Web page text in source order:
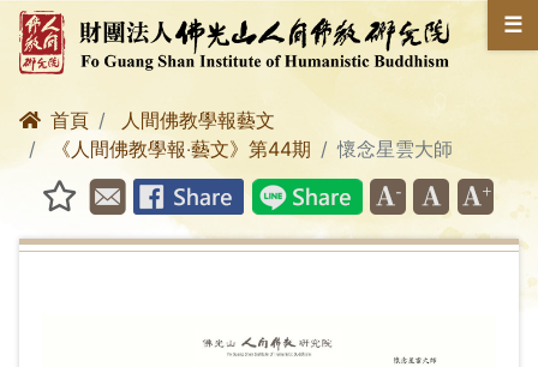
☰
首頁
人間佛教學報藝文
《人間佛教學報‧藝文》第44期
懷念星雲大師